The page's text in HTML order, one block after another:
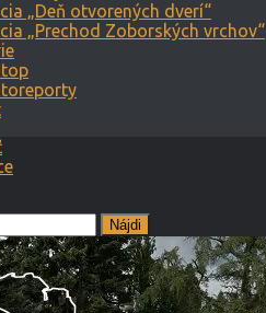
„Deň otvorených dverí“
„Prechod Zoborských vrchov“